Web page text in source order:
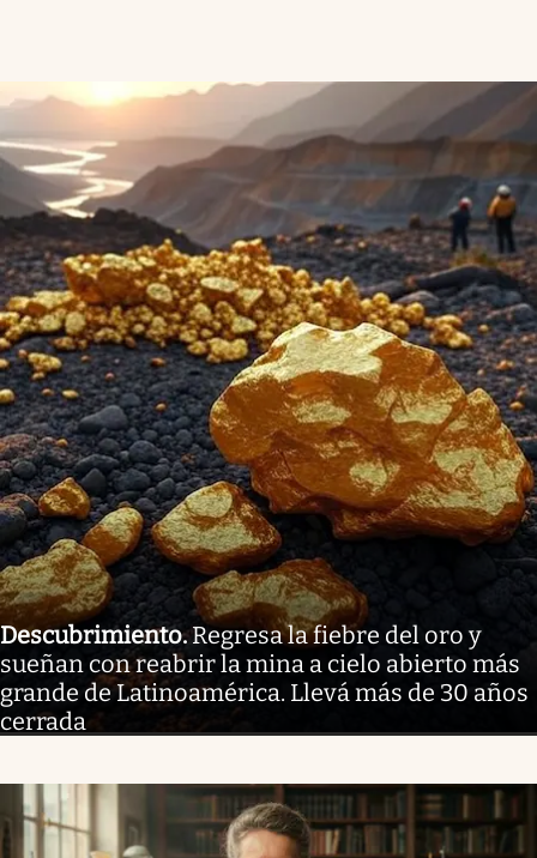
Descubrimiento.Regresa la fiebre del oro y
sueñan con reabrir la mina a cielo abierto más
grande de Latinoamérica. Llevá más de 30 años
cerrada